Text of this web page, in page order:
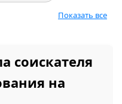
Показать все
соискателя
на